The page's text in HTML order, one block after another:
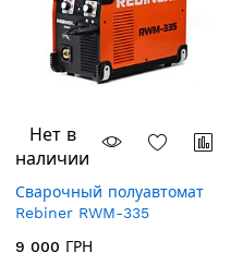
Нет в
наличии
Сварочный полуавтомат
Rebiner RWM-335
9 000 ГРН